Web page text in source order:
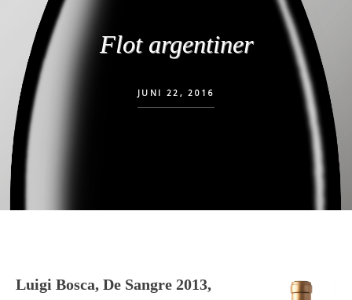
Flot argentiner
JUNI 22, 2016
Luigi Bosca, De Sangre 2013,